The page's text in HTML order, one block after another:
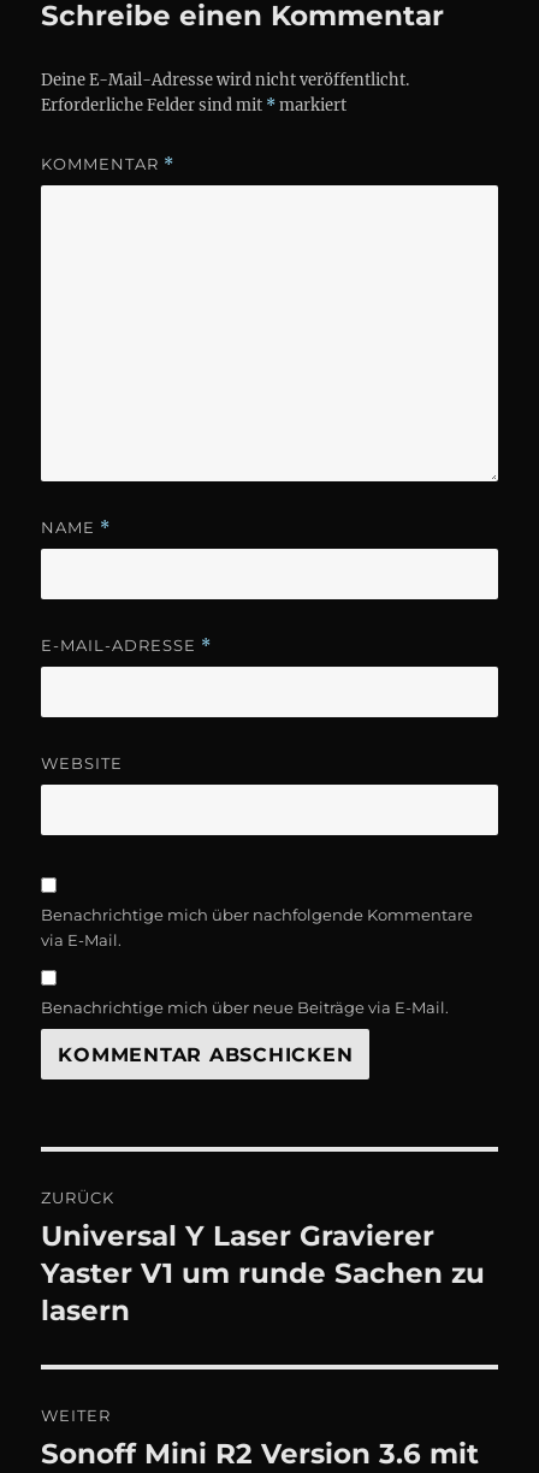
Schreibe einen Kommentar
Deine E-Mail-Adresse wird nicht veröffentlicht.
Erforderliche Felder sind mit *markiert
KOMMENTAR *
NAME *
E-MAIL-ADRESSE *
WEBSITE
Benachrichtige mich über nachfolgende Kommentare
via E-Mail.
Benachrichtige mich über neue Beiträge via E-Mail.
ZURÜCK
Vorheriger
Beitrag:
Universal Y Laser Gravierer
Yaster V1 um runde Sachen zu
lasern
WEITER
Nächster
Sonoff Mini R2 Version 3.6 mit